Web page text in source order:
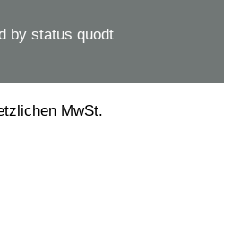
by status quodt
MwSt.